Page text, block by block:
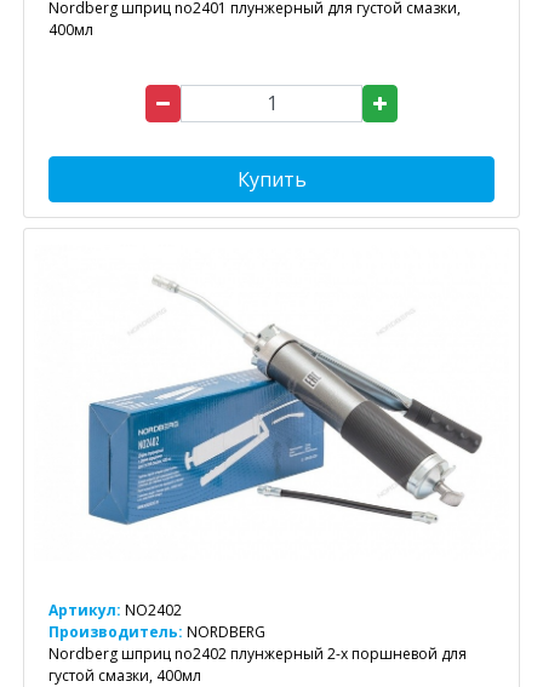
Nordberg шприц no2401 плунжерный для густой смазки,
400мл
Купить
Артикул: NO2402
Производитель: NORDBERG
Nordberg шприц no2402 плунжерный 2-х поршневой для
густой смазки, 400мл